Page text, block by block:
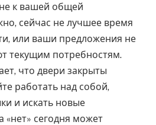
к вашей общей
сейчас не лучшее время
или ваши предложения не
текущим потребностям.
что двери закрыты
работать над собой,
и искать новые
«нет» сегодня может